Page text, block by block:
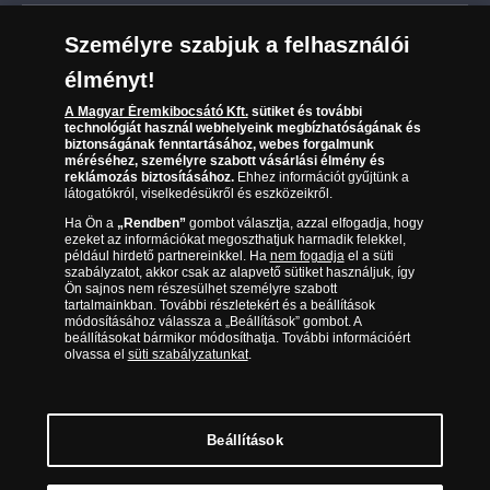
Kézbesítés
Reklamáció
Visszaküldés
Elállási űrlap
Karrier
Sütik (cookies) használata
Süti (cookies)Beállítások
Társaságunkról
Az érmék és érmek ára és értéke
Gyakran ismételt kérdések
Adatkezelés
06 80 888 889
(díjmentesen hívható hétfőtől csütörtökig 9.00 és 17.00
óra között, péntekenként 9.00 és 15.00 óra között)
Magyar Éremkibocsátó Kft. 1134 Budapest, Váci út 33. Cégjegyzékszám: 01-09-
957944, Adószám: 23275395-2-41 A Társaság a Magyar Kereskedelmi
Személyre szabjuk a felhasználói
élményt!
A Magyar Éremkibocsátó Kft.sütiket és további
technológiát használ webhelyeink megbízhatóságának és
biztonságának fenntartásához, webes forgalmunk
méréséhez, személyre szabott vásárlási élmény és
reklámozás biztosításához.Ehhez információt gyűjtünk a
látogatókról, viselkedésükről és eszközeikről.
Ha Ön a „Rendben”gombot választja, azzal elfogadja, hogy
ezeket az információkat megoszthatjuk harmadik felekkel,
például hirdető partnereinkkel. Ha nem fogadjael a süti
szabályzatot, akkor csak az alapvető sütiket használjuk, így
Ön sajnos nem részesülhet személyre szabott
tartalmainkban. További részletekért és a beállítások
módosításához válassza a „Beállítások” gombot. A
beállításokat bármikor módosíthatja. További információért
olvassa el süti szabályzatunkat.
Beállítások